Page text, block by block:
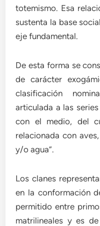
totemismo. Esa
sustenta la base
eje fundamental.
De esta forma se
de carácter
clasificación
articulada a las
con el medio, del
relacionada con
y/o agua”.
Los clanes
en la conformación
permitido entre
matrilineales y es